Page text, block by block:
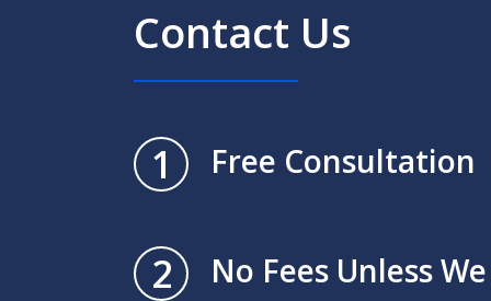
Contact Us
1 Free Consultation
2 No Fees Unless